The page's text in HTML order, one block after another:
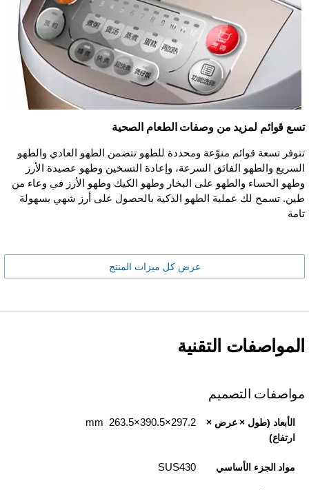
تسع قوائم لمزيد من وصفات الطعام الصحية
تتوفر تسعة قوائم منوّعة ومحددة للطهو تتضمن الطهو العادي والطهو
السريع والطهو الفائق السرعة، وإعادة التسخين وطهو عصيدة الأرز
وطهو الحساء والطهو على البخار وطهو الكيك وطهو الأرز في وعاء من
طين. تسمح لك عملية الطهو الذكية بالحصول على أرز شهي بسهولة
تامة
عرض كل ميزات المنتج
المواصفات التقنية
مواصفات التصميم
الأبعاد (طول × عرض ×
ارتفاع)
297.2×390.5×263.5 mm
مواد الجزء الأساسي SUS430